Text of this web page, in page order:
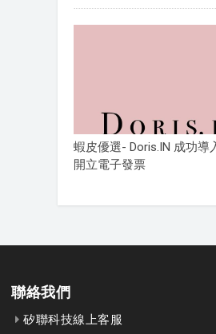
蝦皮優選- Doris.IN 成功導
開立電子發票
聯絡我們
矽聯科技線上客服